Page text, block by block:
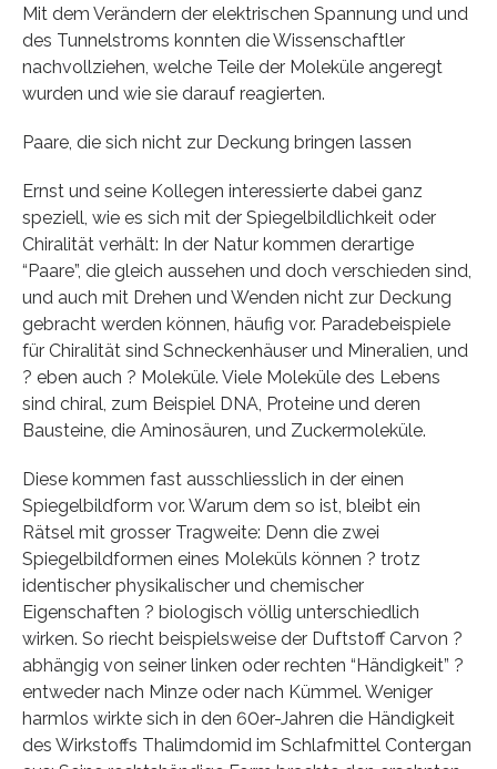
Mit dem Verändern der elektrischen Spannung und und
des Tunnelstroms konnten die Wissenschaftler
nachvollziehen, welche Teile der Moleküle angeregt
wurden und wie sie darauf reagierten.
Paare, die sich nicht zur Deckung bringen lassen
Ernst und seine Kollegen interessierte dabei ganz
speziell, wie es sich mit der Spiegelbildlichkeit oder
Chiralität verhält: In der Natur kommen derartige
“Paare”, die gleich aussehen und doch verschieden sind,
und auch mit Drehen und Wenden nicht zur Deckung
gebracht werden können, häufig vor. Paradebeispiele
für Chiralität sind Schneckenhäuser und Mineralien, und
? eben auch ? Moleküle. Viele Moleküle des Lebens
sind chiral, zum Beispiel DNA, Proteine und deren
Bausteine, die Aminosäuren, und Zuckermoleküle.
Diese kommen fast ausschliesslich in der einen
Spiegelbildform vor. Warum dem so ist, bleibt ein
Rätsel mit grosser Tragweite: Denn die zwei
Spiegelbildformen eines Moleküls können ? trotz
identischer physikalischer und chemischer
Eigenschaften ? biologisch völlig unterschiedlich
wirken. So riecht beispielsweise der Duftstoff Carvon ?
abhängig von seiner linken oder rechten “Händigkeit” ?
entweder nach Minze oder nach Kümmel. Weniger
harmlos wirkte sich in den 60er-Jahren die Händigkeit
des Wirkstoffs Thalimdomid im Schlafmittel Contergan